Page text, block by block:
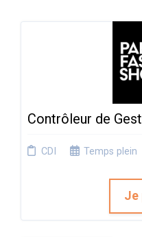
Contrôleur de
CDI Temps plein
Je